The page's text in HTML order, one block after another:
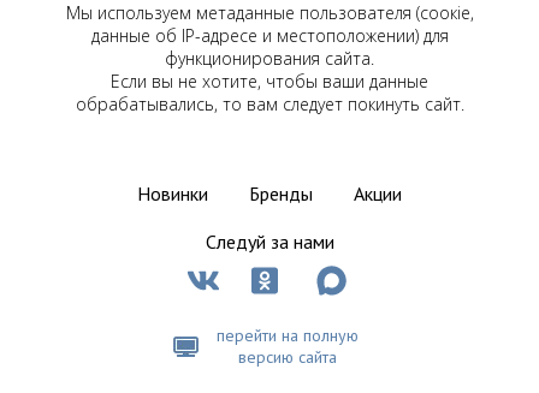
Мы используем метаданные пользователя (соокіе,
данные об IP-адресе и местоположении) для
функционирования сайта.
Если вы не хотите, чтобы ваши данные
обрабатывались, то вам следует покинуть сайт.
Новинки Бренды
Акции
Следуй за нами
перейти на полную
версию сайта